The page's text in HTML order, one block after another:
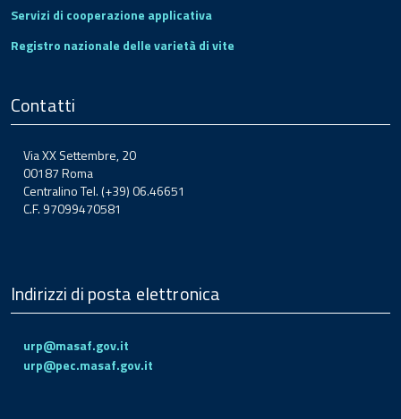
Servizi di cooperazione applicativa
Registro nazionale delle varietà di vite
Contatti
Via XX Settembre, 20
00187 Roma
Centralino Tel. (+39) 06.46651
C.F. 97099470581
Indirizzi di posta elettronica
urp@masaf.gov.it
urp@pec.masaf.gov.it